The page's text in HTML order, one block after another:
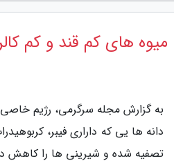
میوه های کم قند و کم
به گزارش مجله سرگرمی، رژیم خاصی
دانه ها یی که داراری فیبر،
تصفیه شده و شیرینی ها را کاهش